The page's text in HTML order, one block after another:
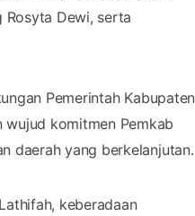
Rosyta Dewi, serta
Pemerintah Kabupaten
wujud komitmen Pemkab
daerah yang berkelanjutan.
keberadaan